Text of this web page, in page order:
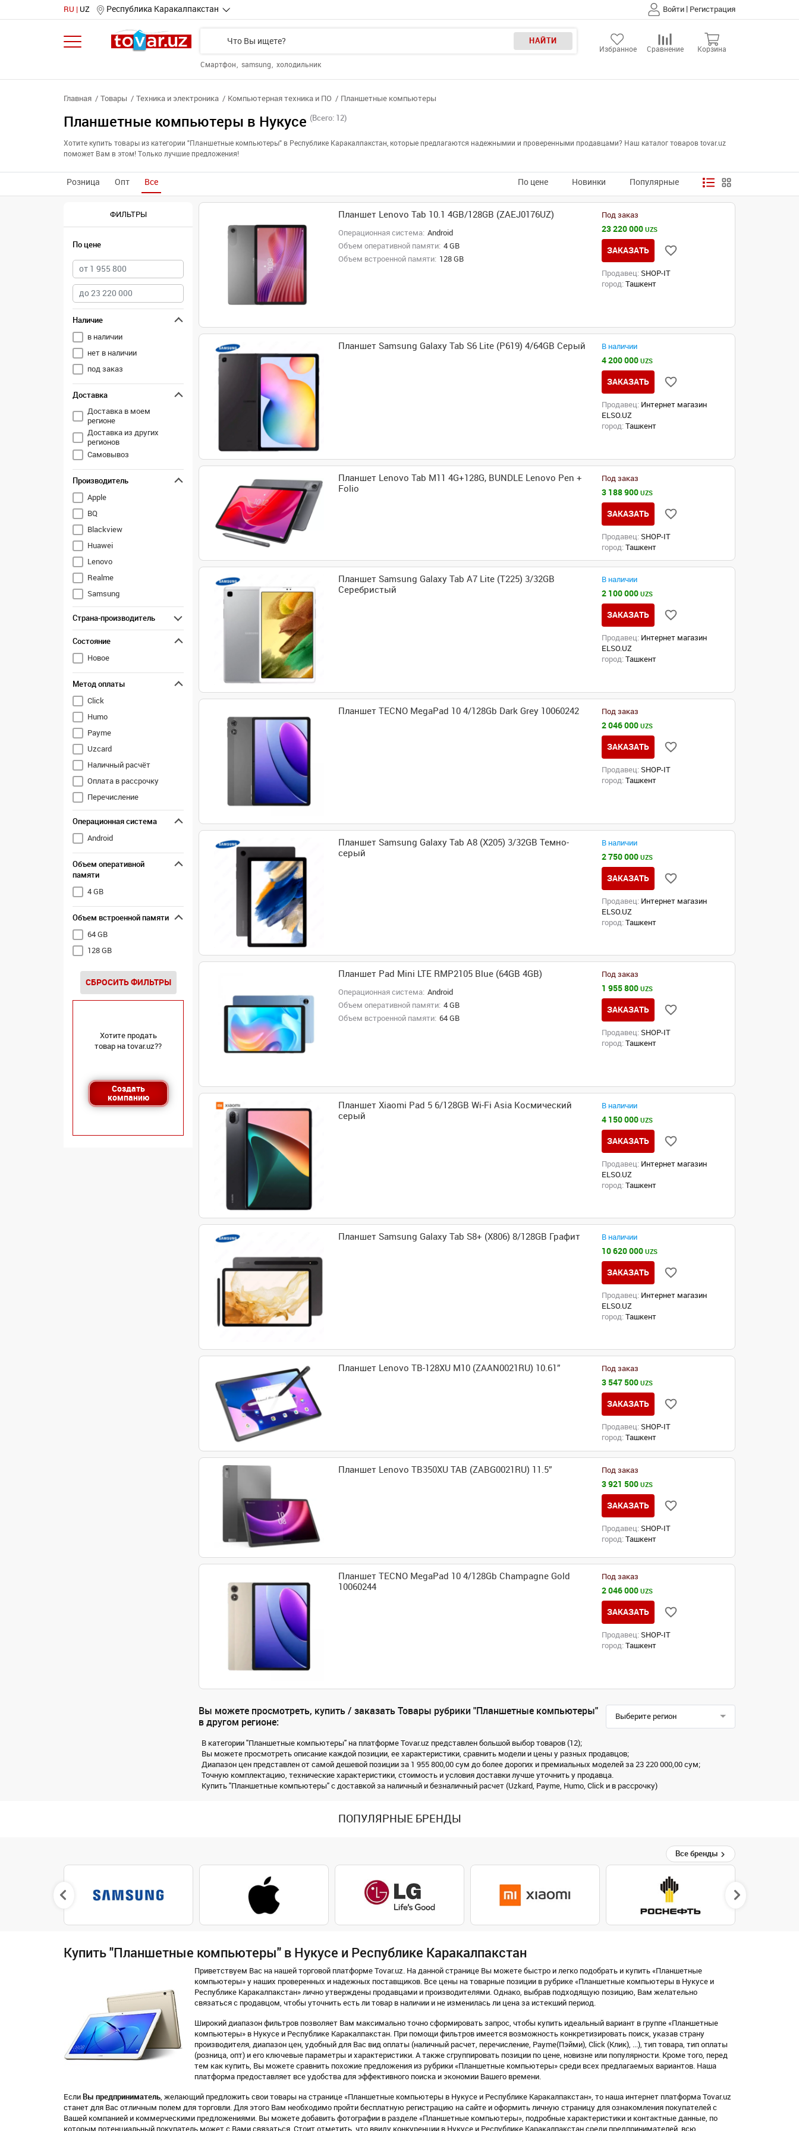
RU UZ Республика Каракалпакстан Войти | Регистрация
НАЙТИ
Смартфон samsung холодильник
Избранное Сравнение Корзина
Главная Товары Техника и электроника Компьютерная техника и ПО Планшетные компьютеры
Планшетные компьютеры в Нукусе (Всего: 12)
Хотите купить товары из категории "Планшетные компьютеры" в Республике Каракалпакстан, которые предлагаются надежнымии и проверенными продавцами? Наш каталог товаров tovar.uz
поможет Вам в этом! Только лучшие предложения!
Розница Опт Все По цене Новинки Популярные
ФИЛЬТРЫ
По цене
Наличие
в наличии
нет в наличии
под заказ
Доставка
Доставка в моем
регионе
Доставка из других
регионов
Самовывоз
Производитель
Apple
BQ
Blackview
Huawei
Lenovo
Realme
Samsung
Xiaomi
Страна-производитель
Состояние
Новое
Метод оплаты
Click
Humo
Payme
Uzcard
Наличный расчёт
Оплата в рассрочку
Перечисление
Операционная система
Android
Объем оперативной
памяти
4 GB
Объем встроенной памяти
64 GB
128 GB
СБРОСИТЬ ФИЛЬТРЫ
Хотите продать
товар на tovar.uz??
Создать
компанию
Планшет Lenovo Tab 10.1 4GB/128GB (ZAEJ0176UZ)
Операционная система: Android
Объем оперативной памяти: 4 GB
Объем встроенной памяти: 128 GB
Под заказ
23 220 000UZS
ЗАКАЗАТЬ
Продавец: SHOP-IT
город: Ташкент
Планшет Samsung Galaxy Tab S6 Lite (P619) 4/64GB Серый В наличии
4 200 000UZS
ЗАКАЗАТЬ
Продавец: Интернет магазин
ELSO.UZ
город: Ташкент
Планшет Lenovo Tab M11 4G+128G, BUNDLE Lenovo Pen +
Folio
Под заказ
3 188 900UZS
ЗАКАЗАТЬ
Продавец: SHOP-IT
город: Ташкент
Планшет Samsung Galaxy Tab A7 Lite (T225) 3/32GB
Серебристый
В наличии
2 100 000UZS
ЗАКАЗАТЬ
Продавец: Интернет магазин
ELSO.UZ
город: Ташкент
Планшет TECNO MegaPad 10 4/128Gb Dark Grey 10060242 Под заказ
2 046 000UZS
ЗАКАЗАТЬ
Продавец: SHOP-IT
город: Ташкент
Планшет Samsung Galaxy Tab A8 (X205) 3/32GB Темно-
серый
В наличии
2 750 000UZS
ЗАКАЗАТЬ
Продавец: Интернет магазин
ELSO.UZ
город: Ташкент
Планшет Pad Mini LTE RMP2105 Blue (64GB 4GB)
Операционная система: Android
Объем оперативной памяти: 4 GB
Объем встроенной памяти: 64 GB
Под заказ
1 955 800UZS
ЗАКАЗАТЬ
Продавец: SHOP-IT
город: Ташкент
Планшет Xiaomi Pad 5 6/128GB Wi-Fi Asia Космический
серый
В наличии
4 150 000UZS
ЗАКАЗАТЬ
Продавец: Интернет магазин
ELSO.UZ
город: Ташкент
Планшет Samsung Galaxy Tab S8+ (X806) 8/128GB Графит В наличии
10 620 000UZS
ЗАКАЗАТЬ
Продавец: Интернет магазин
ELSO.UZ
город: Ташкент
Планшет Lenovo TB-128XU M10 (ZAAN0021RU) 10.61” Под заказ
3 547 500UZS
ЗАКАЗАТЬ
Продавец: SHOP-IT
город: Ташкент
Планшет Lenovo TB350XU TAB (ZABG0021RU) 11.5” Под заказ
3 921 500UZS
ЗАКАЗАТЬ
Продавец: SHOP-IT
город: Ташкент
Планшет TECNO MegaPad 10 4/128Gb Champagne Gold
10060244
Под заказ
2 046 000UZS
ЗАКАЗАТЬ
Продавец: SHOP-IT
город: Ташкент
Вы можете просмотреть, купить / заказать Товары рубрики "Планшетные компьютеры"
в другом регионе:
Выберите регион
В категории "Планшетные компьютеры" на платформе Tovar.uz представлен большой выбор товаров (12);
Вы можете просмотреть описание каждой позиции, ее характеристики, сравнить модели и цены у разных продавцов;
Диапазон цен представлен от самой дешевой позиции за 1 955 800,00 сум до более дорогих и премиальных моделей за 23 220 000,00 сум;
Точную комплектацию, технические характеристики, стоимость и условия доставки лучше уточнить у продавца.
Купить "Планшетные компьютеры" с доставкой за наличный и безналичный расчет (Uzkard, Payme, Humo, Click и в рассрочку)
ПОПУЛЯРНЫЕ БРЕНДЫ
Все бренды
Купить "Планшетные компьютеры" в Нукусе и Республике Каракалпакстан
Приветствуем Вас на нашей торговой платформе Tovar.uz. На данной странице Вы можете быстро и легко подобрать и купить «Планшетные
компьютеры» у наших проверенных и надежных поставщиков. Все цены на товарные позиции в рубрике «Планшетные компьютеры в Нукусе и
Республике Каракалпакстан» лично утверждены продавцами и производителями. Однако, выбрав подходящую позицию, Вам желательно
связаться с продавцом, чтобы уточнить есть ли товар в наличии и не изменилась ли цена за истекший период.
Широкий диапазон фильтров позволяет Вам максимально точно сформировать запрос, чтобы купить идеальный вариант в группе «Планшетные
компьютеры» в Нукусе и Республике Каракалпакстан. При помощи фильтров имеется возможность конкретизировать поиск, указав страну
производителя, диапазон цен, удобный для Вас вид оплаты (наличный расчет, перечисление, Payme(Пэйми), Click (Клик), ...), тип товара, тип оплаты
(розница, опт) и его ключевые параметры и характеристики. А также сгруппировать позиции по цене, новизне или популярности. Кроме того, перед
тем как купить, Вы можете сравнить похожие предложения из рубрики «Планшетные компьютеры» среди всех предлагаемых вариантов. Наша
платформа предоставляет все удобства для эффективного поиска и экономии Вашего времени.
Если Вы предприниматель, желающий предложить свои товары на странице «Планшетные компьютеры в Нукусе и Республике Каракалпакстан», то наша интернет платформа Tovar.uz
станет для Вас отличным полем для торговли. Для этого Вам необходимо пройти бесплатную регистрацию на сайте и оформить личную страницу для ознакомления покупателей с
Вашей компанией и коммерческими предложениями. Вы можете добавить фотографии в разделе «Планшетные компьютеры», подробные характеристики и контактные данные, по
которым потенциальный покупатель может с Вами связаться. Стоит отметить, что ввиду конкуренции в Нукусе и Республике Каракалпакстан среди предпринимателей, всю